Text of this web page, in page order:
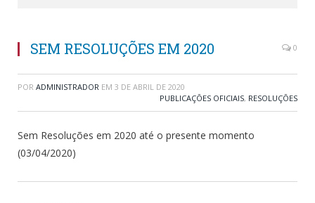
SEM RESOLUÇÕES EM 2020 0
POR ADMINISTRADOR EM 3 DE ABRIL DE 2020
PUBLICAÇÕES OFICIAIS, RESOLUÇÕES
Sem Resoluções em 2020 até o presente momento
(03/04/2020)